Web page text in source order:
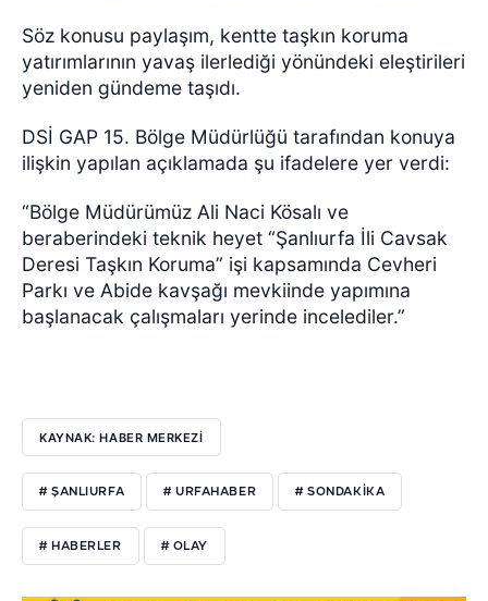
Söz konusu paylaşım, kentte taşkın koruma
yatırımlarının yavaş ilerlediği yönündeki eleştirileri
yeniden gündeme taşıdı.
DSİ GAP 15. Bölge Müdürlüğü tarafından konuya
ilişkin yapılan açıklamada şu ifadelere yer verdi:
“Bölge Müdürümüz Ali Naci Kösalı ve
beraberindeki teknik heyet “Şanlıurfa İli Cavsak
Deresi Taşkın Koruma” işi kapsamında Cevheri
Parkı ve Abide kavşağı mevkiinde yapımına
başlanacak çalışmaları yerinde incelediler.”
KAYNAK: HABER MERKEZI
# ŞANLIURFA # URFAHABER # SONDAKIKA
# HABERLER # OLAY